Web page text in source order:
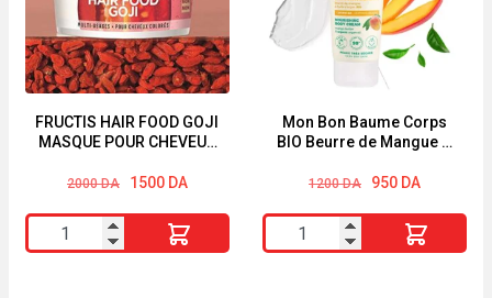
FRUCTIS HAIR FOOD GOJI
MASQUE POUR CHEVEUX
2000DA
Le
initial
était :
2000 DA.
1500 DA
Le
actuel
est :
1500 DA.
quantité
de
Mon Bon Baume Corps
BIO Beurre de Mangue &
Fruit 200ml
1200DA
Le
initial
1200 DA.
950 DA
Le
actuel
950 DA.
quantité
de